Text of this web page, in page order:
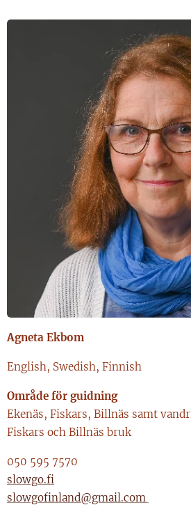
Agneta Ekbom
English, Swedish, Finnish
Område för guidning
Ekenäs, Fiskars, Billnäs samt
Fiskars och Billnäs bruk
050 595 7570
slowgo.fi
slowgofinland@gmail.com